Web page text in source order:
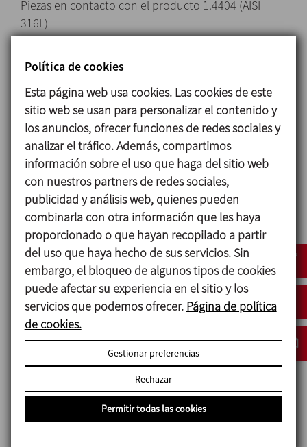
Piezas en contacto con el producto 1.4404 (AISI
316L)
Soporte de rodamientos 1.4307 (AISI 304L)
Juntas en contacto con el producto EPDM
Cierre mecánico
Tipo interno de desmontaje frontal
Parte giratoria Grafito (C) o Carburo de silicio (SiC)
Parte estacionaria Carburo de silicio (SiC)
Juntas EPDM
Acabado superficial
Interno Ra ≤ 0,8 μm
Externo Mate
Conexiones DIN 11851
Opciones
Cierre mecánico en SiC/SiC.
Además del cierre mecánico simple, están
disponibles otros tipos de obturación: cierre
mecánico refrigerado (quench) y cierre mecánico
Política de cookies
Esta página web usa cookies. Las cookies de este
sitio web se usan para personalizar el contenido y
los anuncios, ofrecer funciones de redes sociales y
analizar el tráfico. Además, compartimos
información sobre el uso que haga del sitio web
con nuestros partners de redes sociales,
publicidad y análisis web, quienes pueden
combinarla con otra información que les haya
proporcionado o que hayan recopilado a partir
del uso que haya hecho de sus servicios. Sin
embargo, el bloqueo de algunos tipos de cookies
puede afectar su experiencia en el sitio y los
servicios que podemos ofrecer. Página de política
de cookies.
Gestionar preferencias
Rechazar
Permitir todas las cookies